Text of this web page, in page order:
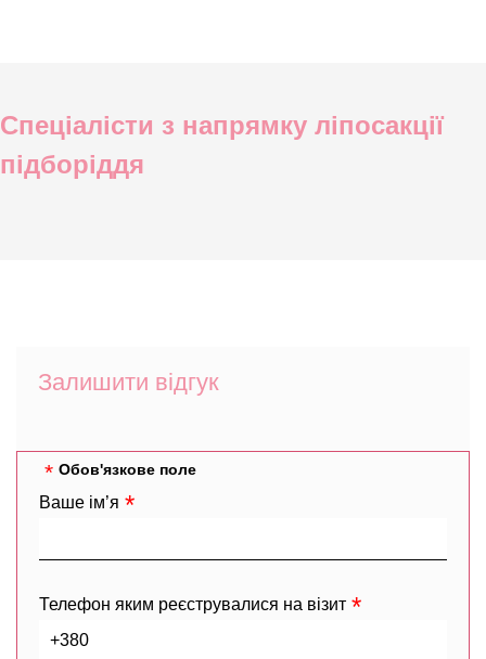
Спеціалісти з напрямку ліпосакції
підборіддя
Залишити відгук
Обов'язкове поле
Ваше ім’я
Телефон яким реєструвалися на візит